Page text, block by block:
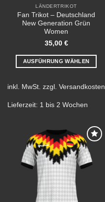
LÄNDERTRIKOT
Fan Trikot – Deutschland
New Generation Grün
Women
35,00 €
AUSFÜHRUNG WÄHLEN
Produkt
mehrere
Die
Optionen
können
auf
der
Produktseite
gewählt
inkl. MwSt. zzgl. Versandkosten
Lieferzeit: 1 bis 2 Wochen
Add to
wishlist